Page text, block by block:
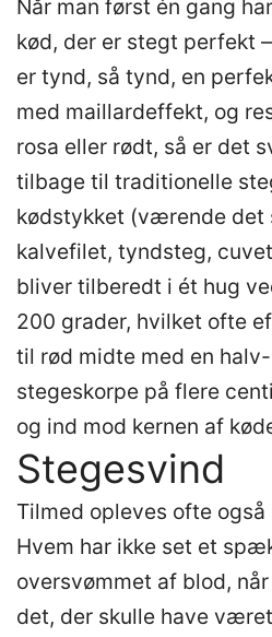
Når man først én gang
kød, der er stegt perfekt
er tynd, så tynd, en
med maillardeffekt, og
rosa eller rødt, så er det
tilbage til traditionelle
kødstykket (værende det
kalvefilet, tyndsteg,
bliver tilberedt i ét hug
200 grader, hvilket ofte
til rød midte med en
stegeskorpe på flere
og ind mod kernen af
Stegesvind
Tilmed opleves ofte
Hvem har ikke set et
oversvømmet af blod,
det, der skulle have